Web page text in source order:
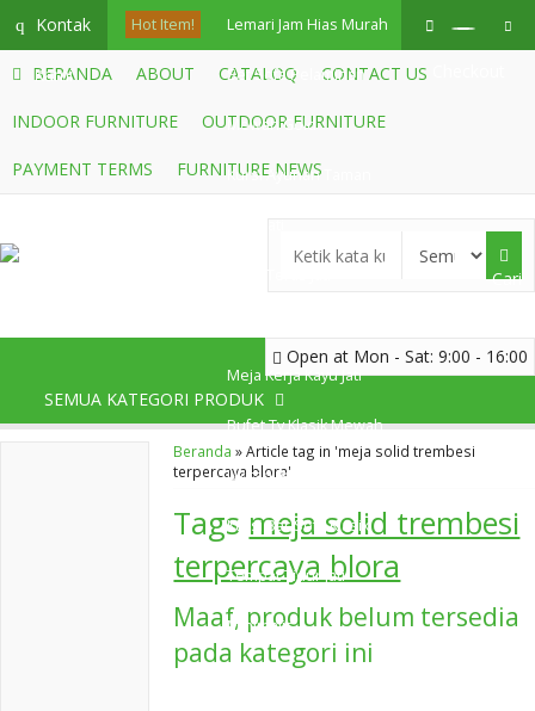
q Kontak
Kami
Hot Item! Lemari Jam Hias Murah
Set Sofa Pelaminan
Mewah Gold
Kursi Ayunan Taman
Meja Kerja Kayu Jati
Bufet Tv Klasik Mewah
Ukiran Jepara
Kursi Bar Sofa Klasik
Tempat Tidur Jati
Minimalis
BERANDA ABOUT CATALOQ CONTACT US
INDOOR FURNITURE OUTDOOR FURNITURE
PAYMENT TERMS FURNITURE NEWS
Cari
Open at Mon - Sat: 9:00 - 16:00
SEMUA KATEGORI PRODUK
Beranda »Article tag in 'meja solid trembesi
terpercaya blora'
Tags meja solid trembesi
terpercaya blora
Maaf, produk belum tersedia
pada kategori ini